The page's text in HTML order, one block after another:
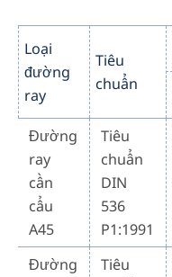
Loại
đường
ray
Tiêu
chuẩn
Đường
ray
cần
cẩu
A45
Tiêu
chuẩn
DIN
536
P1:1991
Đường
Tiêu